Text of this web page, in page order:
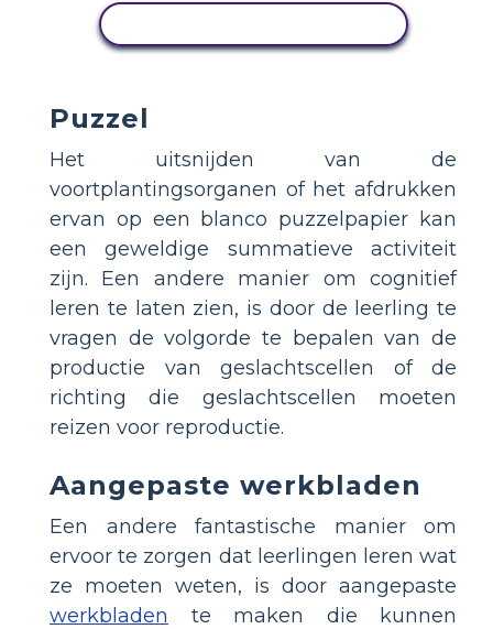
Puzzel
Het uitsnijden van de
voortplantingsorganen of het afdrukken
ervan op een blanco puzzelpapier kan
een geweldige summatieve activiteit
zijn. Een andere manier om cognitief
leren te laten zien, is door de leerling te
vragen de volgorde te bepalen van de
productie van geslachtscellen of de
richting die geslachtscellen moeten
reizen voor reproductie.
Aangepaste werkbladen
Een andere fantastische manier om
ervoor te zorgen dat leerlingen leren wat
ze moeten weten, is door aangepaste
werkbladen te maken die kunnen